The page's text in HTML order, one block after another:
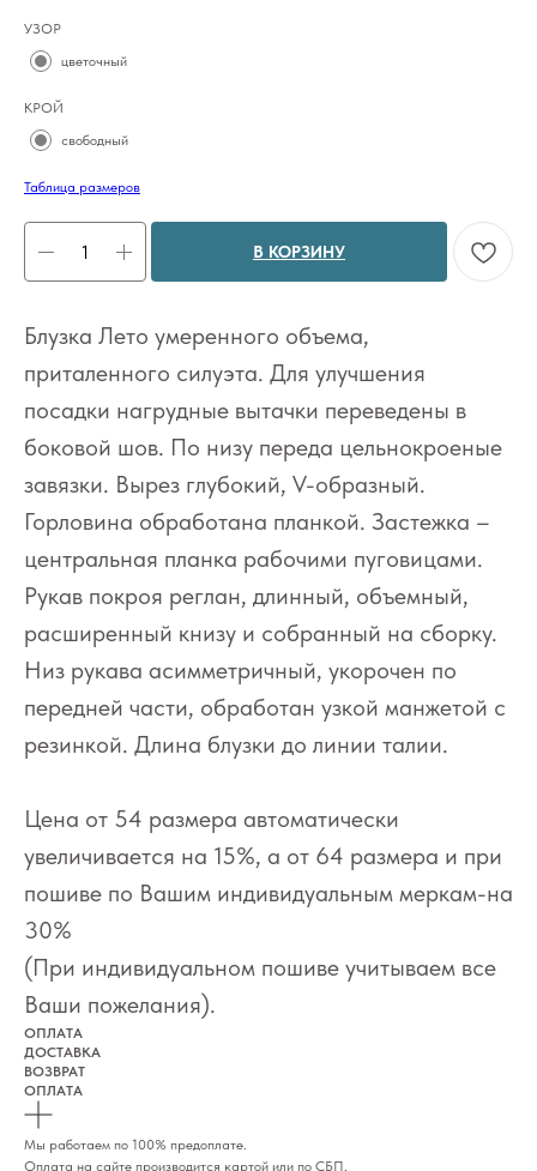
УЗОР
цветочный
КРОЙ
свободный
Таблица размеров
В КОРЗИНУ
Блузка Лето умеренного объема,
приталенного силуэта. Для улучшения
посадки нагрудные вытачки переведены в
боковой шов. По низу переда цельнокроеные
завязки. Вырез глубокий, V-образный.
Горловина обработана планкой. Застежка –
центральная планка рабочими пуговицами.
Рукав покроя реглан, длинный, объемный,
расширенный книзу и собранный на сборку.
Низ рукава асимметричный, укорочен по
передней части, обработан узкой манжетой с
резинкой. Длина блузки до линии талии.
Цена от 54 размера автоматически
увеличивается на 15%, а от 64 размера и при
пошиве по Вашим индивидуальным меркам-на
30%
(При индивидуальном пошиве учитываем все
Ваши пожелания).
ОПЛАТА
ДОСТАВКА
ВОЗВРАТ
ОПЛАТА
Мы работаем по 100% предоплате.
Оплата на сайте производится картой или по СБП.